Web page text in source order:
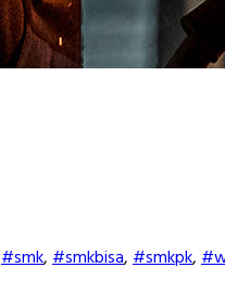
#smk,#smkbisa,#smkpk,